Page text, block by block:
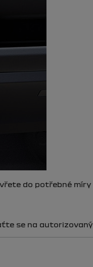
do potřebné míry
se na autorizovaný